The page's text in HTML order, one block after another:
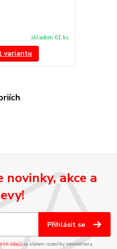
skladem 61 ks
variantu
akce a
Přihlásit se
údajůza účelem rozesílky newsletteru.